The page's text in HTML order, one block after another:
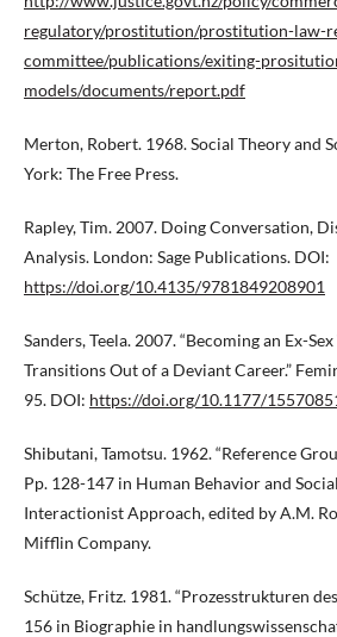
regulatory/prostitution/prostitution-law-
committee/publications/exiting-
models/documents/report.pdf
Merton, Robert. 1968. Social Theory and
York: The Free Press.
Rapley, Tim. 2007. Doing Conversation,
Analysis. London: Sage Publications. DOI:
https://doi.org/10.4135/9781849208901
Sanders, Teela. 2007. “Becoming an Ex-
Transitions Out of a Deviant Career.”
95. DOI: https://doi.org/10.1177/
Shibutani, Tamotsu. 1962. “Reference
Pp. 128-147 in Human Behavior and
Interactionist Approach, edited by A.M.
Mifflin Company.
Schütze, Fritz. 1981. “Prozesstrukturen
156 in Biographie in